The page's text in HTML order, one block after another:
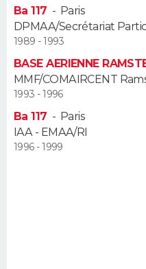
Ba 117 - Paris
DPMAA/Secrétariat
1989 - 1993
BASE AERIENNE
MMF/COMAIRCENT
1993 - 1996
Ba 117 - Paris
IAA - EMAA/RI
1996 - 1999